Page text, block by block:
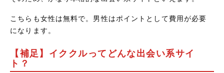
こちらも女性は無料で。男性はポイントとして費用が必要
になります。
【補足】イククルってどんな出会い系サイ
ト？